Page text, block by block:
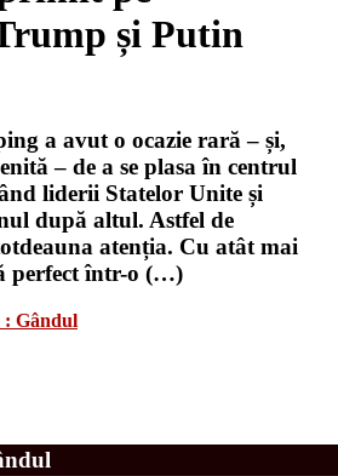
și Putin
a avut o ocazie rară – și,
– de a se plasa în centrul
liderii Statelor Unite și
după altul. Astfel de
atenția. Cu atât mai
perfect într-o (…)
Gândul